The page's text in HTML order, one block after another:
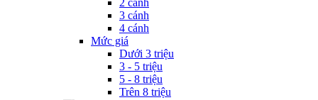
3 cánh
4 cánh
Mức giá
Dưới 3 triệu
3 - 5 triệu
5 - 8 triệu
Trên 8 triệu